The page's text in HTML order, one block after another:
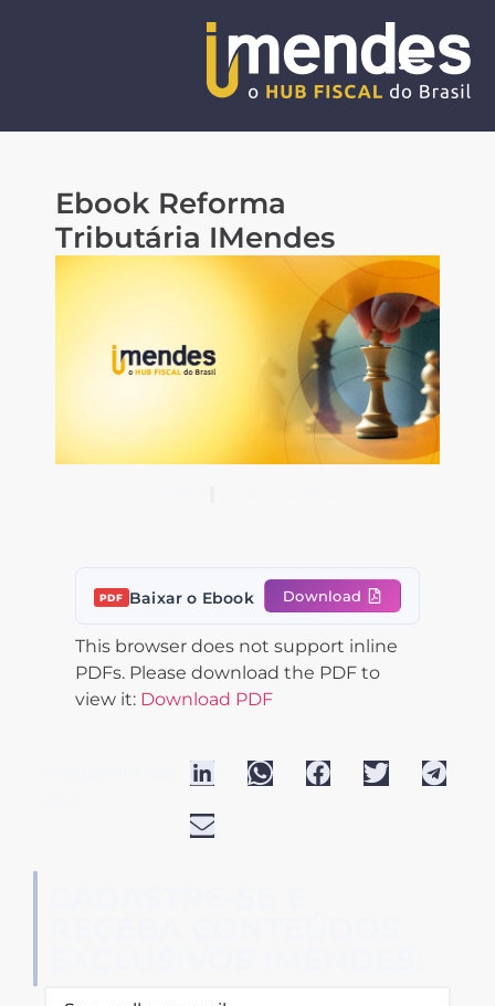
Ebook Reforma
Tributária IMendes
PDF Baixar o Ebook Download
This browser does not support inline
PDFs. Please download the PDF to
view it: Download PDF